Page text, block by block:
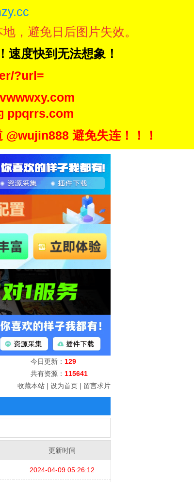
，避免日后图片失效。
速度快到无法想象！
?url=
ppqrrs.com
避免失连！！！
今日更新： 129
共有资源： 115641
收藏本站 | 设为首页 | 留言求片
更新时间
2024-04-09 05:26:12